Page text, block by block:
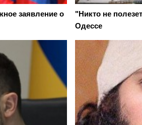
заявление о
"Никто не
Одессе